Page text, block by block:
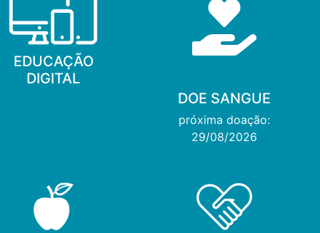
EDUCAÇÃO
DIGITAL
DOE SANGUE
próxima doação:
29/08/2026